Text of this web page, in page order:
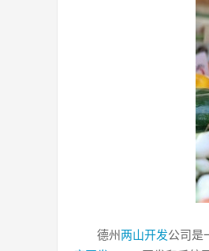
德州 两山开发公司是